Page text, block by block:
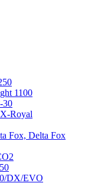
1100
30
Royal
Fox, Delta Fox
DX/EVO